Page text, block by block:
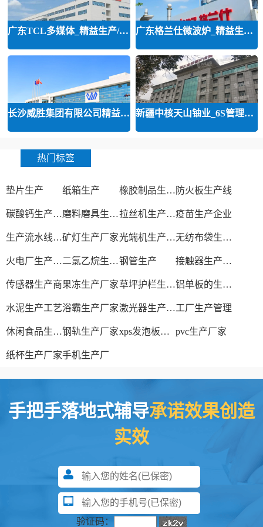
广东TCL多媒体_精益生产/精益品质/ 广东格兰仕微波炉_精益生产等咨询
长沙威胜集团有限公司精益运营 新疆中核天山铀业_6S管理和精益管
热门标签
垫片生产 纸箱生产 橡胶制品生产厂 防火板生产线
碳酸钙生产设备 磨料磨具生产厂家 拉丝机生产厂家疫苗生产企业
生产流水线设备矿灯生产厂家 光端机生产厂家 无纺布袋生产厂家
火电厂生产过程 二氯乙烷生产厂家钢管生产 接触器生产厂家
传感器生产商果冻生产厂家 草坪护栏生产厂家 铝单板的生产厂家
水泥生产工艺浴霸生产厂家 激光器生产厂家工厂生产管理
休闲食品生产线钢轨生产厂家 xps发泡板材生产线 pvc生产厂家
纸杯生产厂家手机生产厂
手把手落地式辅导承诺效果创造
实效
验证码：